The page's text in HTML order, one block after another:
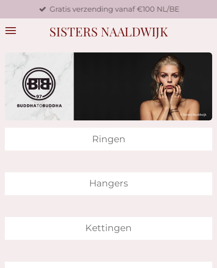
direct
naar
hoofdinhoud
SISTERS NAALDWIJK
Gratis verzending vanaf €100 NL/BE
Ringen
Hangers
Kettingen